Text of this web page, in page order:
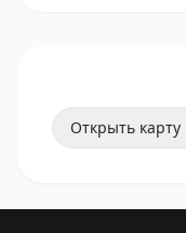
Открыть карту